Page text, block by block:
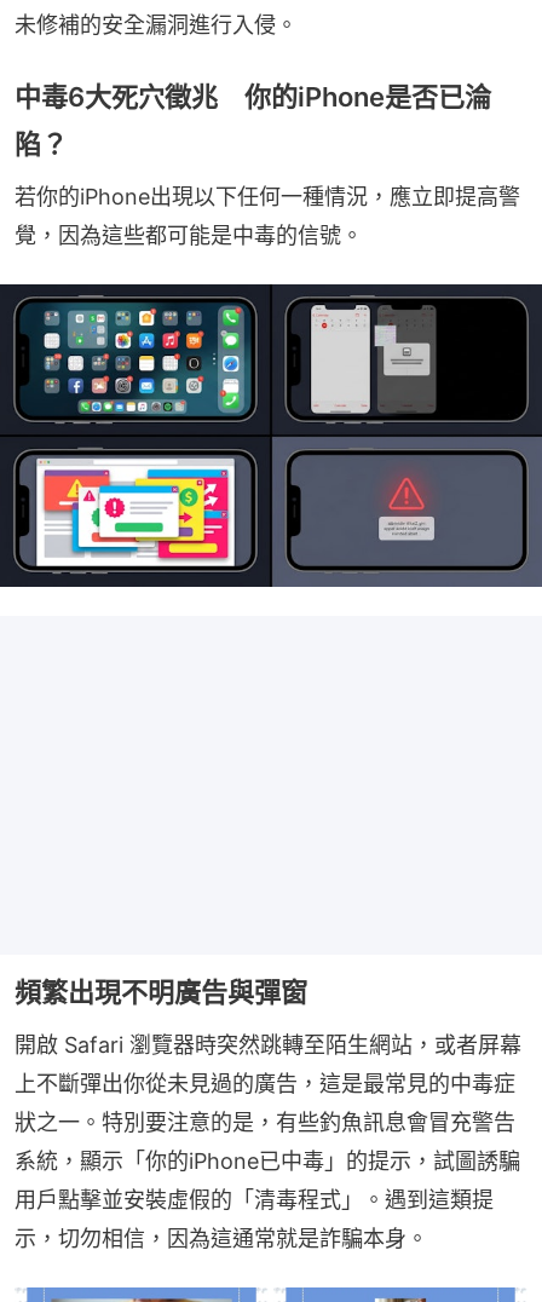
未修補的安全漏洞進行入侵。
中毒6大死穴徵兆 你的iPhone是否已淪
陷？
若你的iPhone出現以下任何一種情況，應立即提高警
覺，因為這些都可能是中毒的信號。
頻繁出現不明廣告與彈窗
開啟 Safari 瀏覽器時突然跳轉至陌生網站，或者屏幕
上不斷彈出你從未見過的廣告，這是最常見的中毒症
狀之一。特別要注意的是，有些釣魚訊息會冒充警告
系統，顯示「你的iPhone已中毒」的提示，試圖誘騙
用戶點擊並安裝虛假的「清毒程式」。遇到這類提
示，切勿相信，因為這通常就是詐騙本身。